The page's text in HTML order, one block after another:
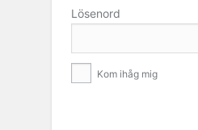
Lösenord
Kom ihåg mig